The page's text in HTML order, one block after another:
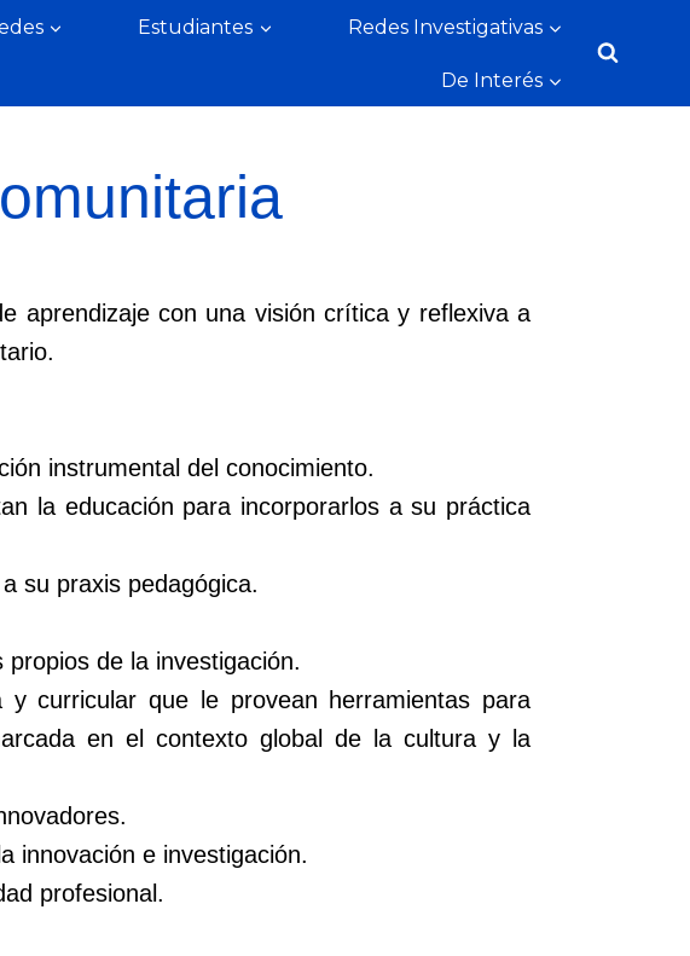
Estudiantes Redes Investigativas
De Interés
aprendizaje con una visión crítica y reflexiva a
instrumental del conocimiento.
la educación para incorporarlos a su práctica
su praxis pedagógica.
de la investigación.
y curricular que le provean herramientas para
en el contexto global de la cultura y la
innovación e investigación.
profesional.